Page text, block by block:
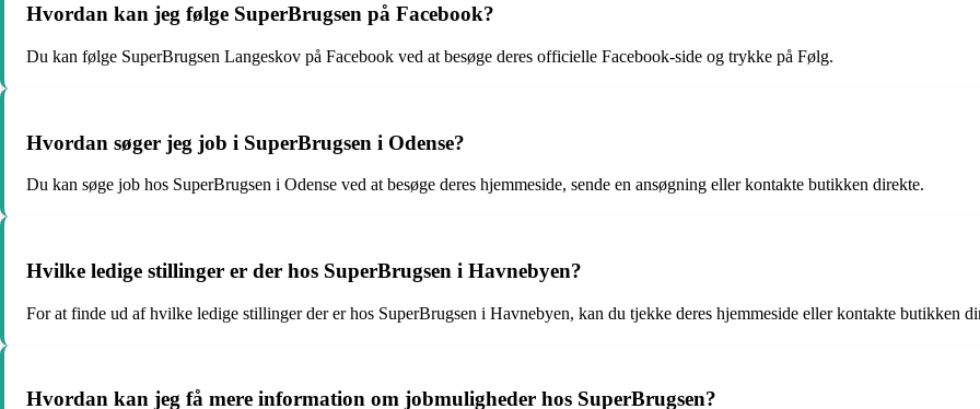
Hvordan kan jeg følge SuperBrugsen på Facebook?
Du kan følge SuperBrugsen Langeskov på Facebook ved at besøge deres officielle Facebook-side og trykke på Følg.
Hvordan søger jeg job i SuperBrugsen i Odense?
Du kan søge job hos SuperBrugsen i Odense ved at besøge deres hjemmeside, sende en ansøgning eller kontakte butikken direkte.
Hvilke ledige stillinger er der hos SuperBrugsen i Havnebyen?
For at finde ud af hvilke ledige stillinger der er hos SuperBrugsen i Havnebyen, kan du tjekke deres hjemmeside eller kontakte butikken
Hvordan kan jeg få mere information om jobmuligheder hos SuperBrugsen?